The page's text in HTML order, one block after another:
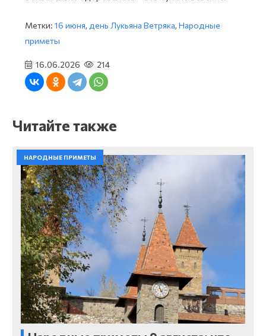
Метки: 16 июня, день Лукьяна Ветряка, Народные
приметы
16.06.2026 214
Читайте также
НАРОДНЫЕ ПРИМЕТЫ